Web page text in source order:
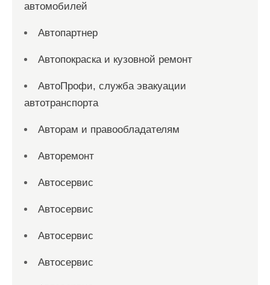
автомобилей
Автопартнер
Автопокраска и кузовной ремонт
АвтоПрофи, служба эвакуации
автотранспорта
Авторам и правообладателям
Авторемонт
Автосервис
Автосервис
Автосервис
Автосервис